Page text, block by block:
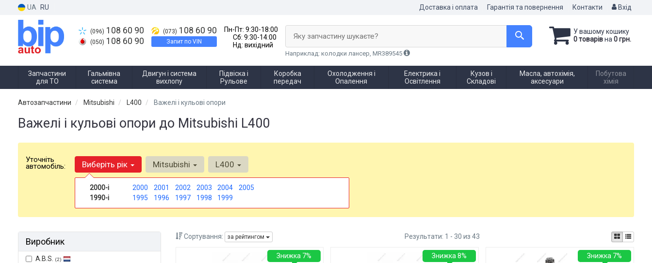
UA RU Доставка і оплата Гарантія та повернення Контакти Вхід
(096) 108 60 90
(050) 108 60 90
(073) 108 60 90
Запит по VIN
Пн-Пт: 9:30-18:00
Сб: 9:30-14:00
Нд: вихідний
У вашому кошику
0 товарівна 0 грн.
Яку запчастину шукаєте?
Наприклад: колодки лансер, MR389545
Запчастини
для ТО
Гальмівна
система
Двигун і система
вихлопу
Підвіска і
Рульове
Коробка
передач
Охолодження і
Опалення
Електрика і
Освітлення
Кузов і
Складові
Масла, автохімія,
аксесуари
Побутова
хімія
Автозапчастини Mitsubishi L400 Важелі і кульові опори
Важелі і кульові опори до Mitsubishi L400
Уточніть
автомобіль: Виберіть рік
2000-і 2000 2001 2002 2003 2004
2005
1990-і
1995 1996 1997 1998 1999
Mitsubishi L400
Виробник
A.B.S. (2)
Сортування: за рейтингом Результати: 1 - 30 из 43
Знижка 7% Знижка 8% Знижка 7%